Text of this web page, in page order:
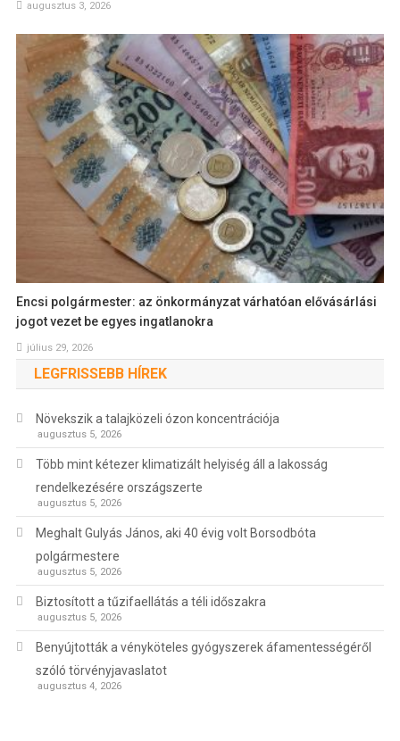
augusztus 3, 2026
Encsi polgármester: az önkormányzat várhatóan elővásárlási
jogot vezet be egyes ingatlanokra
július 29, 2026
LEGFRISSEBB HÍREK
Növekszik a talajközeli ózon koncentrációja
augusztus 5, 2026
Több mint kétezer klimatizált helyiség áll a lakosság
rendelkezésére országszerte
augusztus 5, 2026
Meghalt Gulyás János, aki 40 évig volt Borsodbóta
polgármestere
augusztus 5, 2026
Biztosított a tűzifaellátás a téli időszakra
augusztus 5, 2026
Benyújtották a vényköteles gyógyszerek áfamentességéről
szóló törvényjavaslatot
augusztus 4, 2026